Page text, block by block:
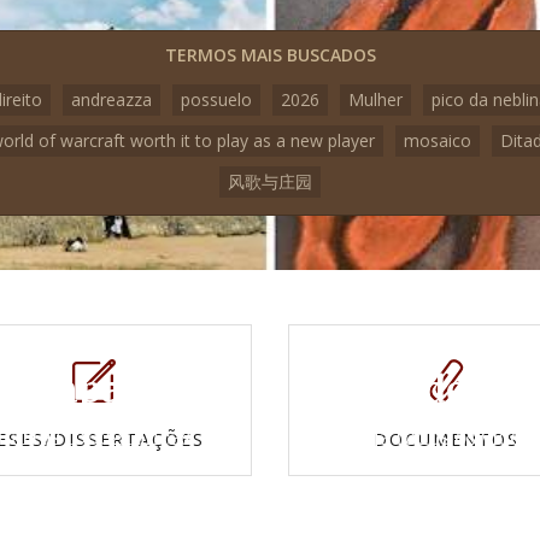
TERMOS MAIS BUSCADOS
andreazza possuelo 2026 Mulher
pico da
of warcraft worth it to play as a new player
mosaico
风歌与庄园
DISSERTAÇÕES DOCUMENTOS
Mapas e
topográficas
Vídeos
Veja todos os vídeos